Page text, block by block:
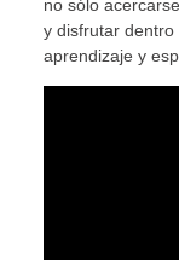
no sólo
y disfrutar dentro
aprendizaje y